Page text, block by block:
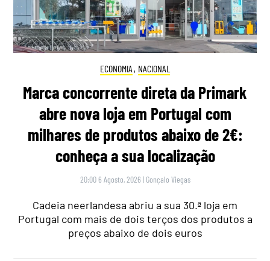
ECONOMIA , NACIONAL
Marca concorrente direta da Primark
abre nova loja em Portugal com
milhares de produtos abaixo de 2€:
conheça a sua localização
20:00 6 Agosto, 2026 | Gonçalo Viegas
Cadeia neerlandesa abriu a sua 30.ª loja em
Portugal com mais de dois terços dos produtos a
preços abaixo de dois euros